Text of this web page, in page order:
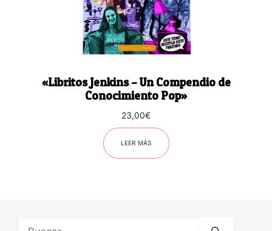
«Libritos Jenkins – Un Compendio de
Conocimiento Pop»
23,00€
LEER MÁS